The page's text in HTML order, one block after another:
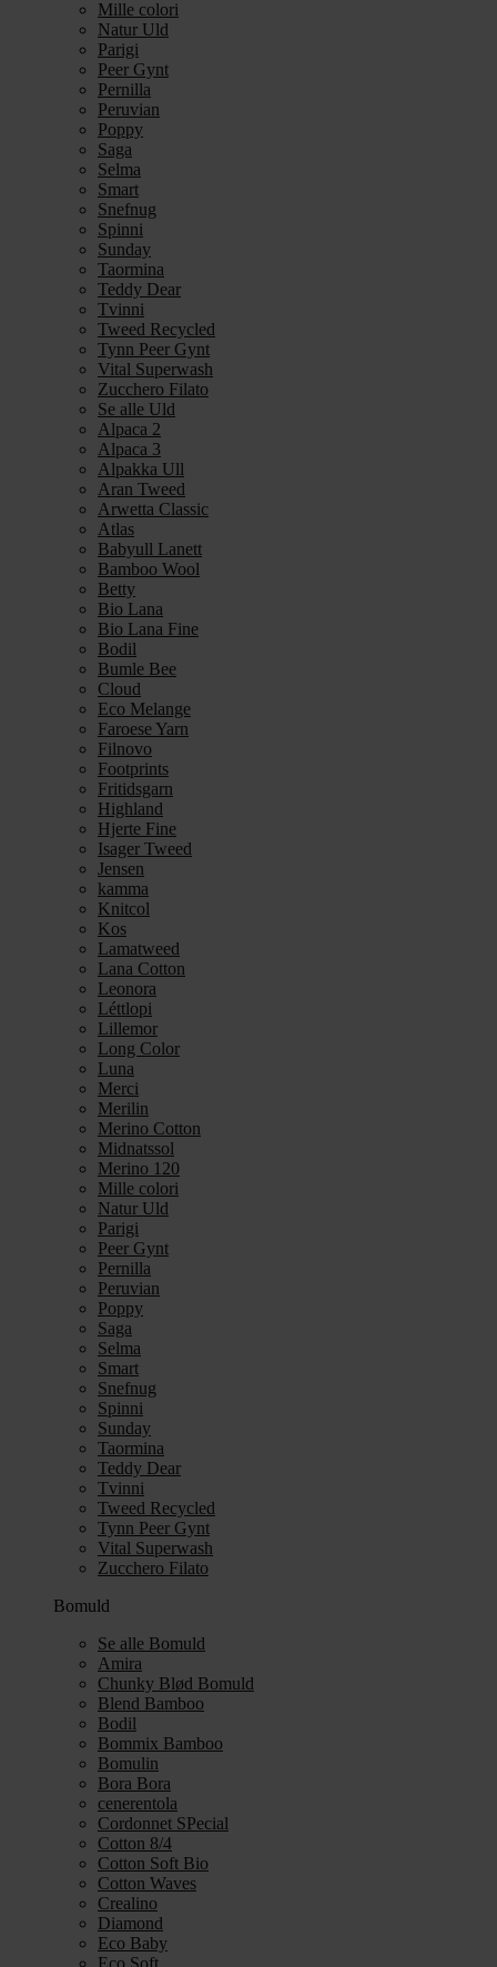
Mille colori
Natur Uld
Parigi
Peer Gynt
Pernilla
Peruvian
Poppy
Saga
Selma
Smart
Snefnug
Spinni
Sunday
Taormina
Teddy Dear
Tvinni
Tweed Recycled
Tynn Peer Gynt
Vital Superwash
Zucchero Filato
Se alle Uld
Alpaca 2
Alpaca 3
Alpakka Ull
Aran Tweed
Arwetta Classic
Atlas
Babyull Lanett
Bamboo Wool
Betty
Bio Lana
Bio Lana Fine
Bodil
Bumle Bee
Cloud
Eco Melange
Faroese Yarn
Filnovo
Footprints
Fritidsgarn
Highland
Hjerte Fine
Isager Tweed
Jensen
kamma
Knitcol
Kos
Lamatweed
Lana Cotton
Leonora
Léttlopi
Lillemor
Long Color
Luna
Merci
Merilin
Merino Cotton
Midnatssol
Merino 120
Mille colori
Natur Uld
Parigi
Peer Gynt
Pernilla
Peruvian
Poppy
Saga
Selma
Smart
Snefnug
Spinni
Sunday
Taormina
Teddy Dear
Tvinni
Tweed Recycled
Tynn Peer Gynt
Vital Superwash
Zucchero Filato
Bomuld
Se alle Bomuld
Amira
Chunky Blød Bomuld
Blend Bamboo
Bodil
Bommix Bamboo
Bomulin
Bora Bora
cenerentola
Cordonnet SPecial
Cotton 8/4
Cotton Soft Bio
Cotton Waves
Crealino
Diamond
Eco Baby
Eco Soft